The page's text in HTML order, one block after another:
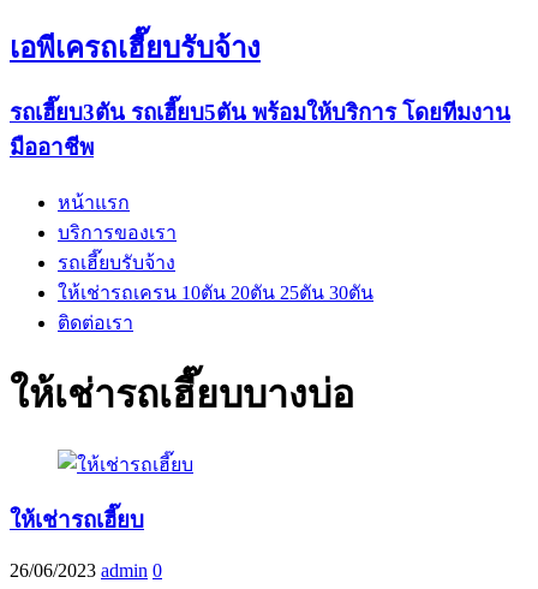
เอพีเครถเฮี๊ยบรับจ้าง
รถเฮี๊ยบ3ตัน รถเฮี๊ยบ5ตัน พร้อมให้บริการ โดยทีมงาน
มืออาชีพ
หน้าแรก
บริการของเรา
รถเฮี๊ยบรับจ้าง
ให้เช่ารถเครน 10ตัน 20ตัน 25ตัน 30ตัน
ติดต่อเรา
ให้เช่ารถเฮี๊ยบบางบ่อ
ให้เช่ารถเฮี๊ยบ
26/06/2023 admin 0